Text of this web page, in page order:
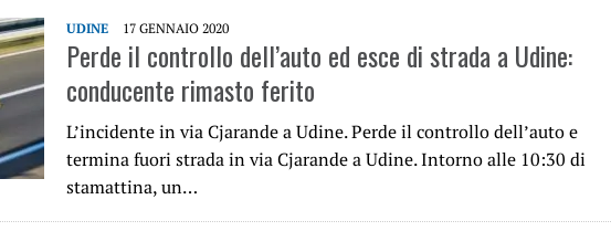
UDINE 17 GENNAIO 2020
Perde il controllo dell’auto ed esce di strada a Udine:
conducente rimasto ferito
L’incidente in via Cjarande a Udine. Perde il controllo dell’auto e
termina fuori strada in via Cjarande a Udine. Intorno alle 10:30 di
stamattina, un…